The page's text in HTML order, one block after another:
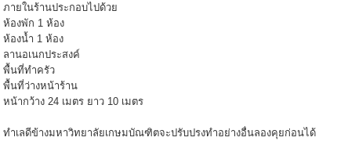
ภายในร้านประกอบไปด้วย
ห้องพัก 1 ห้อง
ห้องน้ำ 1 ห้อง
ลานอเนกประสงค์
พื้นที่ทำครัว
พื้นที่ว่างหน้าร้าน
หน้ากว้าง 24 เมตร ยาว 10 เมตร
ทำเลดีข้างมหาวิทยาลัยเกษมบัณฑิตจะปรับปรงทำอย่างอื่นลองคุยก่อนได้